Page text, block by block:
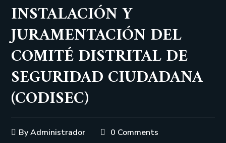
INSTALACIÓN Y
JURAMENTACIÓN DEL
COMITÉ DISTRITAL DE
SEGURIDAD CIUDADANA
(CODISEC)
ByAdministrador 0 Comments